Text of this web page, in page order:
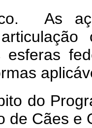
As
esferas
do
de Cães e